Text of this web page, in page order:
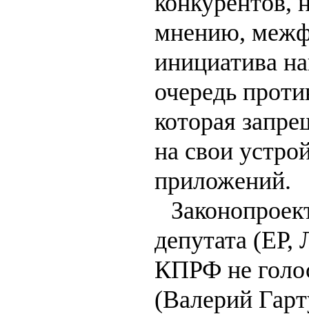
мнению,
инициатива
очередь
которая
на свои
приложений.
депутата
КПРФ не
(Валерий